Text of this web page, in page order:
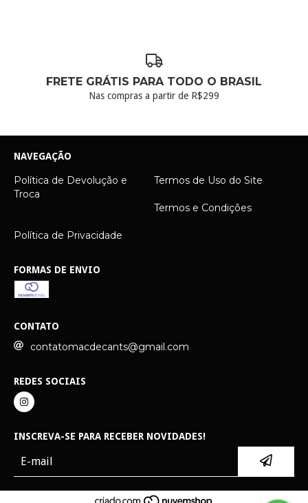
FRETE GRÁTIS PARA TODO O BRASIL
Nas compras a partir de R$299
NAVEGAÇÃO
Política de Devolução e
Troca
Termos de Uso do Site
Termos e Condições
Política de Privacidade
FORMAS DE ENVIO
CONTATO
contatomacdecants@gmail.com
REDES SOCIAIS
INSCREVA-SE PARA RECEBER NOVIDADES!